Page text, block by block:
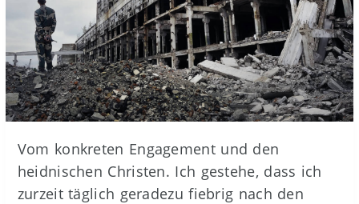
Vom konkreten Engagement und den
heidnischen Christen. Ich gestehe, dass ich
zurzeit täglich geradezu fiebrig nach den